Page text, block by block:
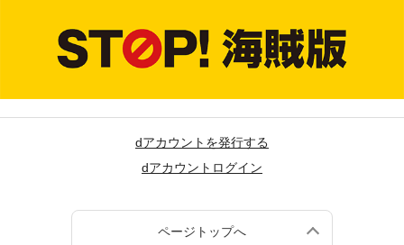
dアカウントを発行する
dアカウントログイン
ページトップへ